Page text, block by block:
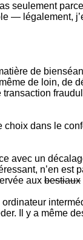
seulement
— légalement,
de
de loin, de
dans le
avec un
n’en est
aux bestiaux
Il y a même